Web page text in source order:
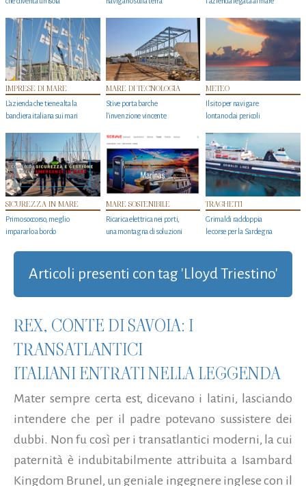
IMPRESE DI MARE
L'azienda che tiene alta la
bandiera italiana sui mari
MARE DI TECNOLOGIA
Stive porta barche
l'invenzione vincente
METEO
Il sito per navigare
lontano dai pericoli
SICUREZZA IN MARE
Primo soccorso, meglio
impararlo a bordo
MARE SOSTENIBILE
Ricarica elettrica nei porti,
una montagna di soluzioni
TRAGHETTI
Grimaldi raddoppia
le corse per la Sardegna
Articoli presenti con tag 'Lloyd Triestino'
REX, CONTE DI SAVOIA: I
TRANSATLANTICI
ITALIANI ENTRATI NELLA LEGGENDA
Mater sempre certa est, dicevano i latini, lasciando
intendere che per il padre potevano sussistere dei
dubbi. Non fu così per i transatlantici moderni, la cui
paternità è indubitabilmente attribuita a Isambard
Kingdom Brunel, un geniale ingegnere inglese con il